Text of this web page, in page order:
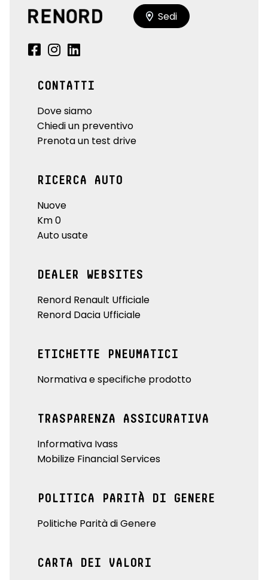
Sedi
CONTATTI
Dove siamo
Chiedi un preventivo
Prenota un test drive
RICERCA AUTO
Nuove
Km 0
Auto usate
DEALER WEBSITES
Renord Renault Ufficiale
Renord Dacia Ufficiale
ETICHETTE PNEUMATICI
Normativa e specifiche prodotto
TRASPARENZA ASSICURATIVA
Informativa Ivass
Mobilize Financial Services
POLITICA PARITÀ DI GENERE
Politiche Parità di Genere
CARTA DEI VALORI